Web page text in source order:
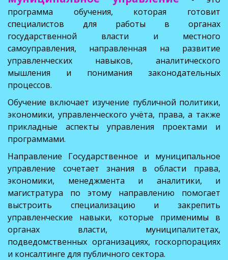
программа обучения, которая готовит
специалистов для работы в органах
государственной власти и местного
самоуправления, направленная на развитие
управленческих навыков, аналитического
мышления и понимания законодательных
процессов.
Обучение включает изучение публичной политики,
экономики, управленческого учёта, права, а также
прикладные аспекты управления проектами и
программами.
Направление Государственное и муниципальное
управление сочетает знания в области права,
экономики, менеджмента и аналитики, и
магистратура по этому направлению помогает
выстроить специализацию и закрепить
управленческие навыки, которые применимы в
органах власти, муниципалитетах,
подведомственных организациях, госкорпорациях
и консалтинге для публичного сектора.